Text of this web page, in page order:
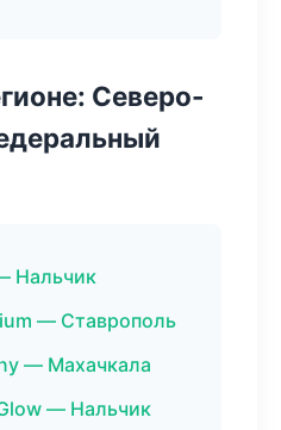
Северо-
Нальчик
— Ставрополь
— Махачкала
— Нальчик